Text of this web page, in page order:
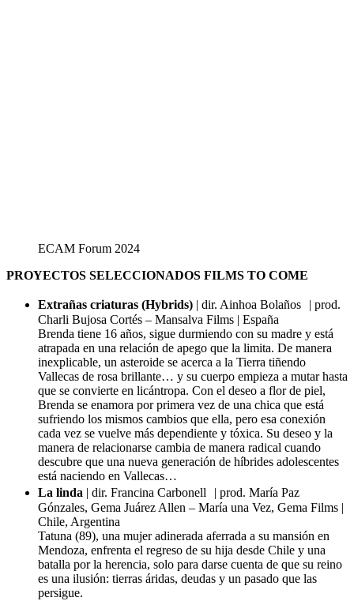
ECAM Forum 2024
PROYECTOS SELECCIONADOS FILMS TO COME
Extrañas criaturas (Hybrids) | dir. Ainhoa Bolaños | prod.
Charli Bujosa Cortés – Mansalva Films | España
Brenda tiene 16 años, sigue durmiendo con su madre y está
atrapada en una relación de apego que la limita. De manera
inexplicable, un asteroide se acerca a la Tierra tiñendo
Vallecas de rosa brillante… y su cuerpo empieza a mutar hasta
que se convierte en licántropa. Con el deseo a flor de piel,
Brenda se enamora por primera vez de una chica que está
sufriendo los mismos cambios que ella, pero esa conexión
cada vez se vuelve más dependiente y tóxica. Su deseo y la
manera de relacionarse cambia de manera radical cuando
descubre que una nueva generación de híbrides adolescentes
está naciendo en Vallecas…
La linda | dir. Francina Carbonell | prod. María Paz
Gónzales, Gema Juárez Allen – María una Vez, Gema Films |
Chile, Argentina
Tatuna (89), una mujer adinerada aferrada a su mansión en
Mendoza, enfrenta el regreso de su hija desde Chile y una
batalla por la herencia, solo para darse cuenta de que su reino
es una ilusión: tierras áridas, deudas y un pasado que las
persigue.